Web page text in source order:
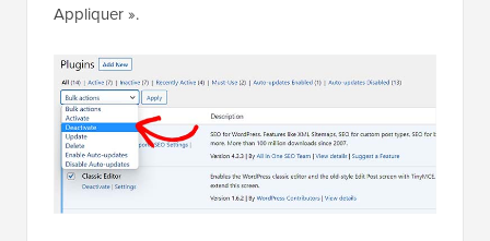
Appliquer ».